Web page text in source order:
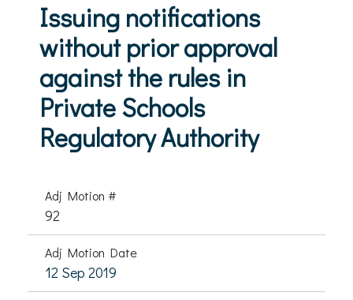
Issuing notifications
without prior approval
against the rules in
Private Schools
Regulatory Authority
Adj Motion #
92
Adj Motion Date
12 Sep 2019